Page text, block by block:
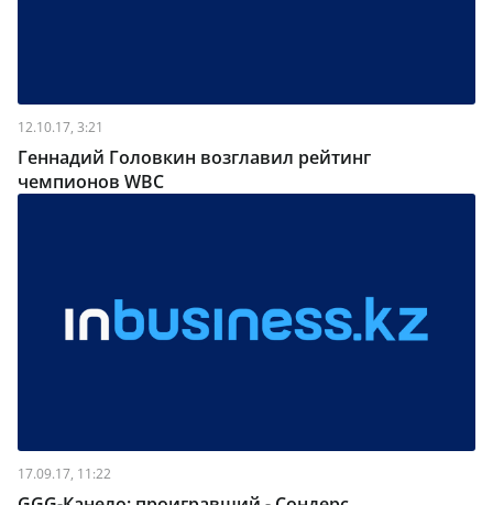
12.10.17, 3:21
Геннадий Головкин возглавил рейтинг
чемпионов WBC
17.09.17, 11:22